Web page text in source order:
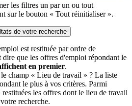
les filtres un par un ou tout
sur le bouton « Tout réinitialiser ».
de votre recherche
est restituée par ordre de
dire que les offres d'emploi répondant le
en premier.
champ « Lieu de travail » ? La liste
le plus à vos critères. Parmi
les offres dont le lieu de travail
recherche.